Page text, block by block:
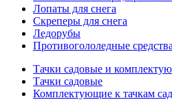
Лопаты для снега
Скреперы для снега
Ледорубы
Противогололедные средства
Тачки садовые и
Тачки садовые
Комплектующие к тачкам